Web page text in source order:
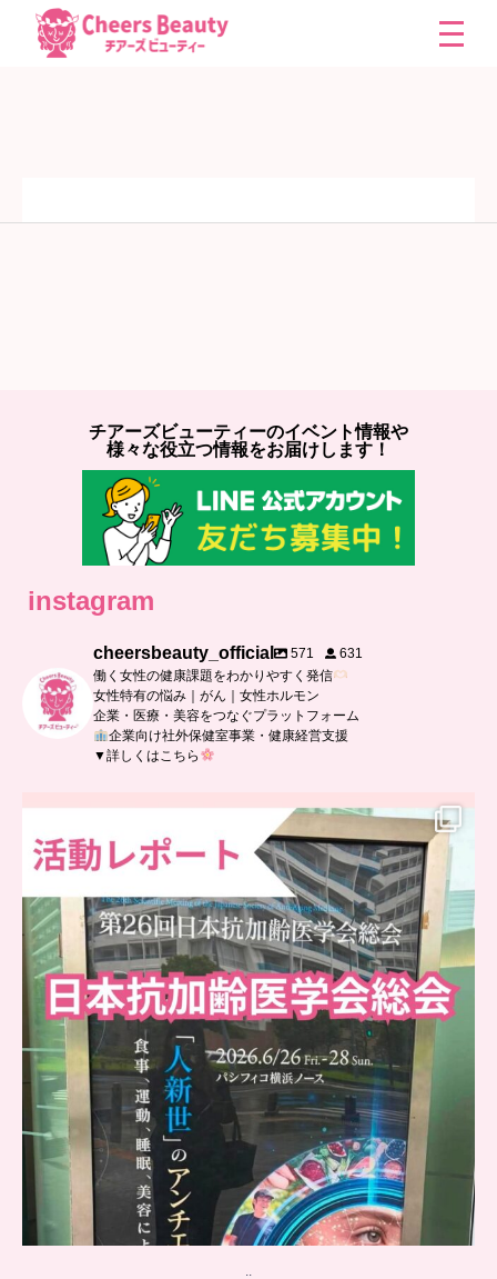
チアーズビューティーのイベント情報や
様々な役立つ情報をお届けします！
instagram
cheersbeauty_official 571
631
働く女性の健康課題をわかりやすく発信
女性特有の悩み｜がん｜女性ホルモン
企業・医療・美容をつなぐプラットフォーム
企業向け社外保健室事業・健康経営支援
▼詳しくはこちら
..
日本抗加齢医学会に参加しました
0